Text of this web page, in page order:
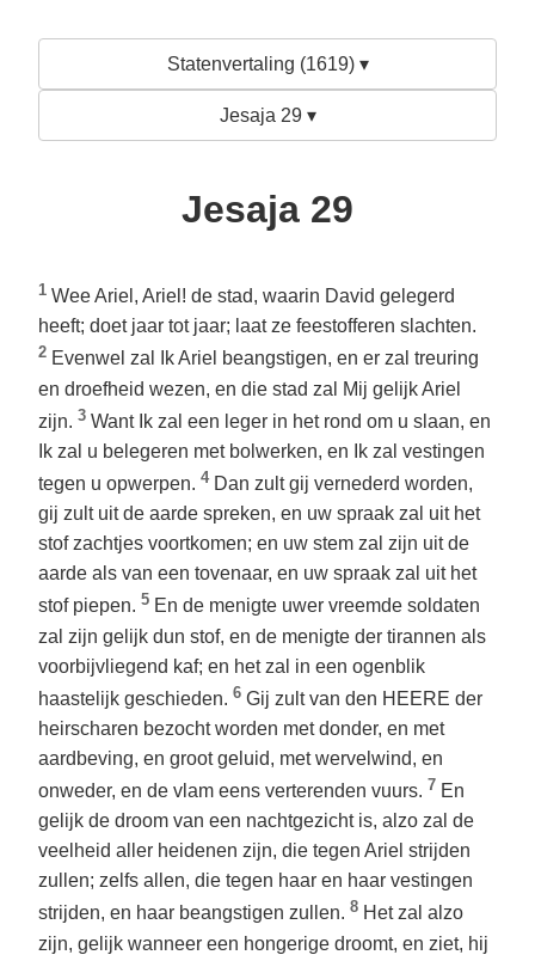
Statenvertaling (1619) ▾
Jesaja 29 ▾
Jesaja 29
1 Wee Ariel, Ariel! de stad, waarin David gelegerd
heeft; doet jaar tot jaar; laat ze feestofferen slachten.
2 Evenwel zal Ik Ariel beangstigen, en er zal treuring
en droefheid wezen, en die stad zal Mij gelijk Ariel
zijn. 3 Want Ik zal een leger in het rond om u slaan, en
Ik zal u belegeren met bolwerken, en Ik zal vestingen
tegen u opwerpen. 4 Dan zult gij vernederd worden,
gij zult uit de aarde spreken, en uw spraak zal uit het
stof zachtjes voortkomen; en uw stem zal zijn uit de
aarde als van een tovenaar, en uw spraak zal uit het
stof piepen. 5 En de menigte uwer vreemde soldaten
zal zijn gelijk dun stof, en de menigte der tirannen als
voorbijvliegend kaf; en het zal in een ogenblik
haastelijk geschieden. 6 Gij zult van den HEERE der
heirscharen bezocht worden met donder, en met
aardbeving, en groot geluid, met wervelwind, en
onweder, en de vlam eens verterenden vuurs. 7 En
gelijk de droom van een nachtgezicht is, alzo zal de
veelheid aller heidenen zijn, die tegen Ariel strijden
zullen; zelfs allen, die tegen haar en haar vestingen
strijden, en haar beangstigen zullen. 8 Het zal alzo
zijn, gelijk wanneer een hongerige droomt, en ziet, hij